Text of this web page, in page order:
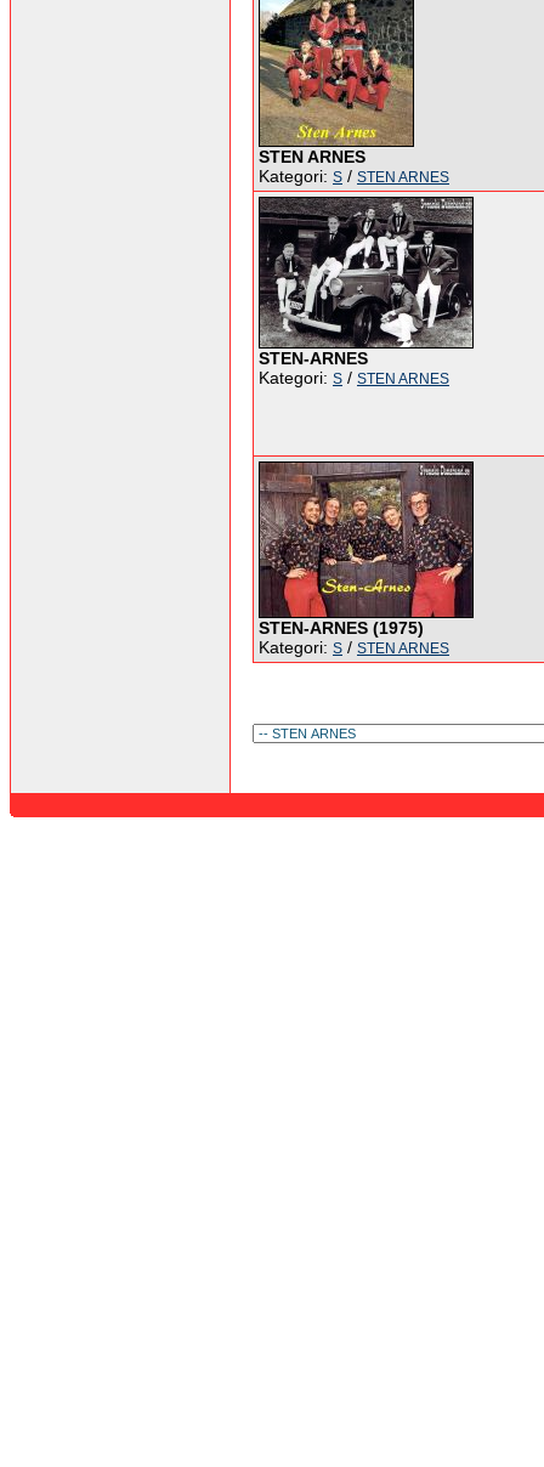
STEN ARNES
Kategori: S / STEN ARNES
STEN-ARNES
Kategori: S / STEN ARNES
STEN-ARNES (1975)
Kategori: S / STEN ARNES